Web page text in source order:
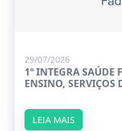
29/07/2026
1º INTEGRA SAÚDE
ENSINO, SERVIÇOS
LEIA MAIS